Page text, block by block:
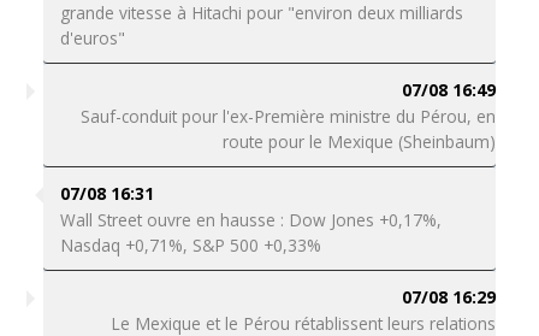
grande vitesse à Hitachi pour "environ deux milliards
d'euros"
07/08 16:49
Sauf-conduit pour l'ex-Première ministre du Pérou, en
route pour le Mexique (Sheinbaum)
07/08 16:31
Wall Street ouvre en hausse : Dow Jones +0,17%,
Nasdaq +0,71%, S&P 500 +0,33%
07/08 16:29
Le Mexique et le Pérou rétablissent leurs relations